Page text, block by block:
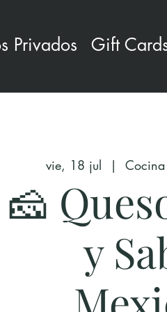
Privados Gift
vie, 18 jul
  |
🧀
y